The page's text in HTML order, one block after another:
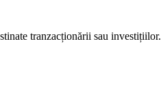
tranzacționării sau investițiilor.